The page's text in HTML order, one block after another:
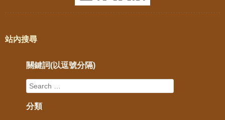
站內搜尋
關鍵詞(以逗號分隔)
分類